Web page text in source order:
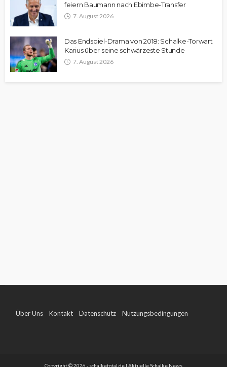
feiern Baumann nach Ebimbe-Transfer
7. August 2026
Das Endspiel-Drama von 2018: Schalke-Torwart
Karius über seine schwärzeste Stunde
7. August 2026
Über Uns Kontakt Datenschutz Nutzungsbedingungen
Copyright © 2026 - schalketotal.de | Aktuelle Schalke News